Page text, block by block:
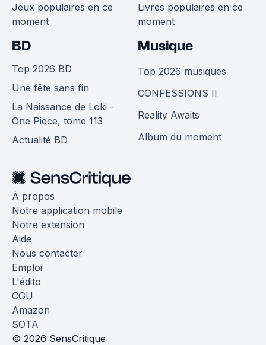
Jeux populaires en ce
moment
Livres populaires en ce
moment
BD
Top 2026 BD
Une fête sans fin
La Naissance de Loki -
One Piece, tome 113
Actualité BD
Musique
Top 2026 musiques
CONFESSIONS II
Reality Awaits
Album du moment
À propos
Notre application mobile
Notre extension
Aide
Nous contacter
Emploi
L'édito
CGU
Amazon
SOTA
© 2026 SensCritique